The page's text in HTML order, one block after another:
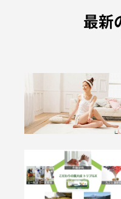
最新